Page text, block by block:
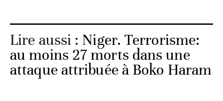
Lire aussi : Niger. Terrorisme:
au moins 27 morts dans une
attaque attribuée à Boko Haram